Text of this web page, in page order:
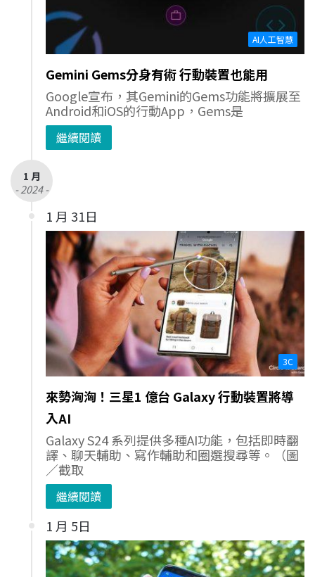
AI人工智慧
Gemini Gems分身有術 行動裝置也能用
Google宣布，其Gemini的Gems功能將擴展至
Android和iOS的行動App，Gems是
繼續閱讀
1 月
- 2024 -
1 月 31日
3C
來勢洶洶！三星1 億台 Galaxy 行動裝置將導
入AI
Galaxy S24 系列提供多種AI功能，包括即時翻
譯、聊天輔助、寫作輔助和圈選搜尋等。（圖
／截取
繼續閱讀
1 月 5日